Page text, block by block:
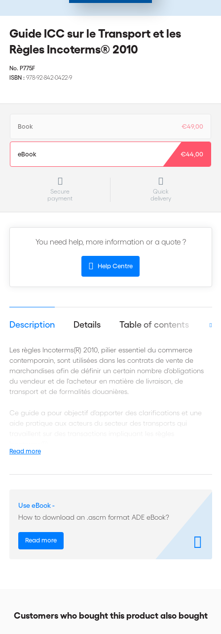
Guide ICC sur le Transport et les
Règles Incoterms® 2010
No. P775F
ISBN : 978-92-842-0422-9
Book €49,00
eBook €44,00
Secure
payment
Quick
delivery
You need help, more information or a quote ?
Help Centre
Description Details Table of contents
Les règles Incoterms(R) 2010, pilier essentiel du commerce
contemporain, sont utilisées dans les contrats de vente de
marchandises afin de définir un certain nombre d'obligations
du vendeur et de l'acheteur en matière de livraison, de
transport et de formalités douanières.
Ce guide a pour objectif d'apporter des clarifications et une
aide pratique aux acteurs du secteur des transports qui
travaillent sur des transactions impliquant les règles
de l'ICC constitué d'experts siégeant dans ses commissions du
Read more
Use eBook -
How to download an .ascm format ADE eBook?
Read more
Customers who bought this product also bought